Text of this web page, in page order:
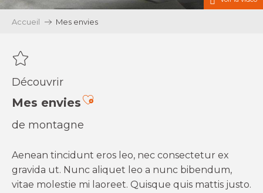
Accueil Mes envies
Découvrir
Mes enviesAjouter aux favoris
de montagne
Aenean tincidunt eros leo, nec consectetur ex
gravida ut. Nunc aliquet leo a nunc bibendum,
vitae molestie mi laoreet. Quisque quis mattis justo.